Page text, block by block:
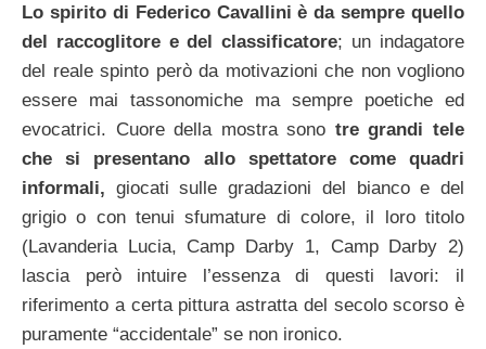
Lo spirito di Federico Cavallini è da sempre quello
del raccoglitore e del classificatore; un indagatore
del reale spinto però da motivazioni che non vogliono
essere mai tassonomiche ma sempre poetiche ed
evocatrici. Cuore della mostra sono tre grandi tele
che si presentano allo spettatore come quadri
informali, giocati sulle gradazioni del bianco e del
grigio o con tenui sfumature di colore, il loro titolo
(Lavanderia Lucia, Camp Darby 1, Camp Darby 2)
lascia però intuire l’essenza di questi lavori: il
riferimento a certa pittura astratta del secolo scorso è
puramente “accidentale” se non ironico.